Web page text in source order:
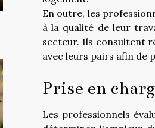
En outre, les
à la qualité de leur
secteur. Ils consultent
avec leurs pairs afin de
Prise en
Les professionnels